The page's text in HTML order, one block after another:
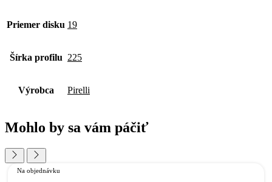
Priemer disku 19
Šírka profilu 225
Výrobca Pirelli
Mohlo by sa vám páčiť
Na objednávku